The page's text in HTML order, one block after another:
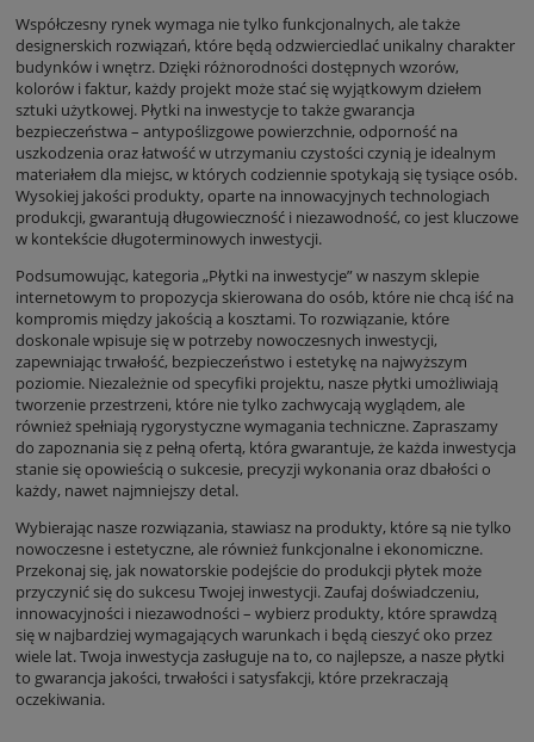
Współczesny rynek wymaga nie tylko funkcjonalnych, ale także
designerskich rozwiązań, które będą odzwierciedlać unikalny charakter
budynków i wnętrz. Dzięki różnorodności dostępnych wzorów,
kolorów i faktur, każdy projekt może stać się wyjątkowym dziełem
sztuki użytkowej. Płytki na inwestycje to także gwarancja
bezpieczeństwa – antypoślizgowe powierzchnie, odporność na
uszkodzenia oraz łatwość w utrzymaniu czystości czynią je idealnym
materiałem dla miejsc, w których codziennie spotykają się tysiące osób.
Wysokiej jakości produkty, oparte na innowacyjnych technologiach
produkcji, gwarantują długowieczność i niezawodność, co jest kluczowe
w kontekście długoterminowych inwestycji.
Podsumowując, kategoria „Płytki na inwestycje” w naszym sklepie
internetowym to propozycja skierowana do osób, które nie chcą iść na
kompromis między jakością a kosztami. To rozwiązanie, które
doskonale wpisuje się w potrzeby nowoczesnych inwestycji,
zapewniając trwałość, bezpieczeństwo i estetykę na najwyższym
poziomie. Niezależnie od specyfiki projektu, nasze płytki umożliwiają
tworzenie przestrzeni, które nie tylko zachwycają wyglądem, ale
również spełniają rygorystyczne wymagania techniczne. Zapraszamy
do zapoznania się z pełną ofertą, która gwarantuje, że każda inwestycja
stanie się opowieścią o sukcesie, precyzji wykonania oraz dbałości o
każdy, nawet najmniejszy detal.
Wybierając nasze rozwiązania, stawiasz na produkty, które są nie tylko
nowoczesne i estetyczne, ale również funkcjonalne i ekonomiczne.
Przekonaj się, jak nowatorskie podejście do produkcji płytek może
przyczynić się do sukcesu Twojej inwestycji. Zaufaj doświadczeniu,
innowacyjności i niezawodności – wybierz produkty, które sprawdzą
się w najbardziej wymagających warunkach i będą cieszyć oko przez
wiele lat. Twoja inwestycja zasługuje na to, co najlepsze, a nasze płytki
to gwarancja jakości, trwałości i satysfakcji, które przekraczają
oczekiwania.